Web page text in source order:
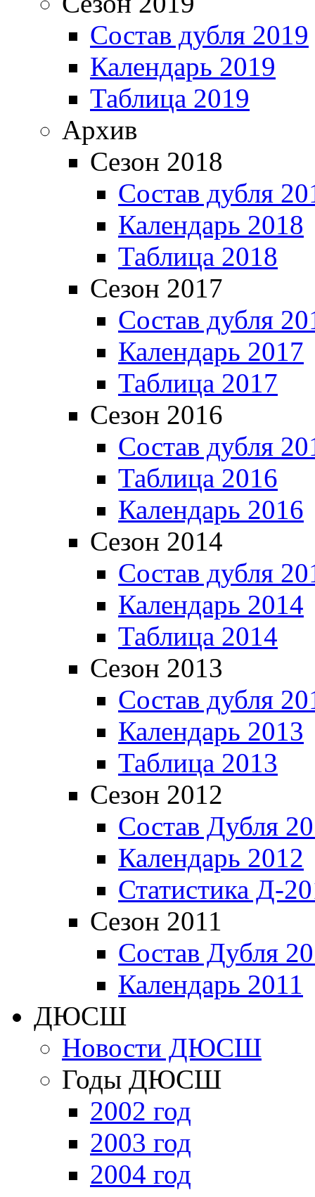
Состав дубля 2019
Календарь 2019
Таблица 2019
Архив
Сезон 2018
Состав дубля
Календарь 2018
Таблица 2018
Сезон 2017
Состав дубля
Календарь 2017
Таблица 2017
Сезон 2016
Состав дубля
Таблица 2016
Календарь 2016
Сезон 2014
Состав дубля
Календарь 2014
Таблица 2014
Сезон 2013
Состав дубля
Календарь 2013
Таблица 2013
Сезон 2012
Состав Дубля
Календарь 2012
Статистика Д-
Сезон 2011
Состав Дубля
Календарь 2011
ДЮСШ
Новости ДЮСШ
Годы ДЮСШ
2002 год
2003 год
2004 год